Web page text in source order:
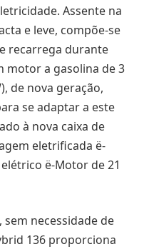
Assente na
e leve, compõe-se
recarrega durante
motor a gasolina de 3
de nova geração,
se adaptar a este
à nova caixa de
eletrificada ë-
ë-Motor de 21
necessidade de
136 proporciona